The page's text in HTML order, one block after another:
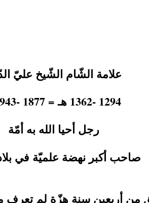
علامة الشّام الشّيخ عليّ
1294 -1362 هـ = 1877 -1943م
رجل أحيا الله به أمّة
صاحب أكبر نهضة علميّة في
أربعين سنة هزّة لم تعرف